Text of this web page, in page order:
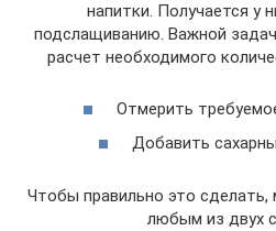
напитки. Получается у
подслащиванию. Важной
расчет необходимого
Отмерить
Добавить
Чтобы правильно это
любым из двух